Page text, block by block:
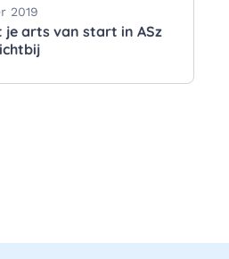
2019
je arts van start in ASz